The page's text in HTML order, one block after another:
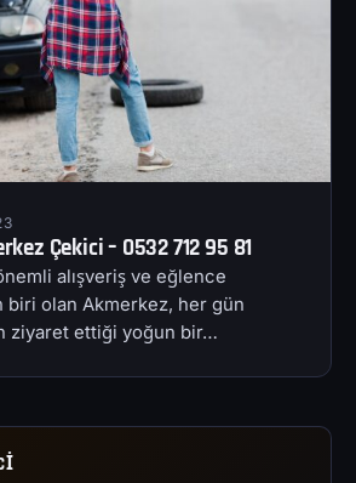
Çekici – 0532 712 95 81
alışveriş ve eğlence
biri olan Akmerkez, her gün
ziyaret ettiği yoğun bir…